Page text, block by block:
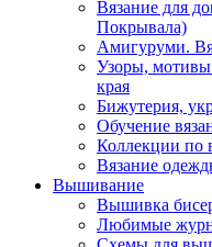
Вязание для
Покрывала)
Амигуруми.
Узоры, мотивы
края
Бижутерия,
Обучение
Коллекции по
Вязание
Вышивание
Вышивка
Любимые